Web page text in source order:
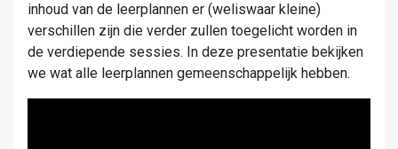
inhoud van de leerplannen er (weliswaar kleine)
verschillen zijn die verder zullen toegelicht worden in
de verdiepende sessies. In deze presentatie bekijken
we wat alle leerplannen gemeenschappelijk hebben.